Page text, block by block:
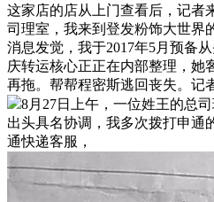
这家店的店从上门查看后，记者
司理室，我来到登发粉饰大世界
消息发觉，我于2017年5月预备
庆转运核心正正在内部整理，她
再拖。帮帮程密斯逃回丧失。记
8月27日上午，一位姓王的总
出头具名协调，我多次拨打申通
通快递客服，